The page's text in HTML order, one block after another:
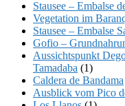
Stausee – Embalse
Vegetation im
Stausee – Embalse
Gofio –
Aussichtspunkt
Tamadaba (1)
Caldera de Bandama
Ausblick vom Pico